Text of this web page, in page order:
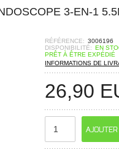
3-EN-1
RÉFÉRENCE: 3006196
DISPONIBILITÉ: EN
PRÊT À ÊTRE EXPÉDIÉ
INFORMATIONS DE
26,90